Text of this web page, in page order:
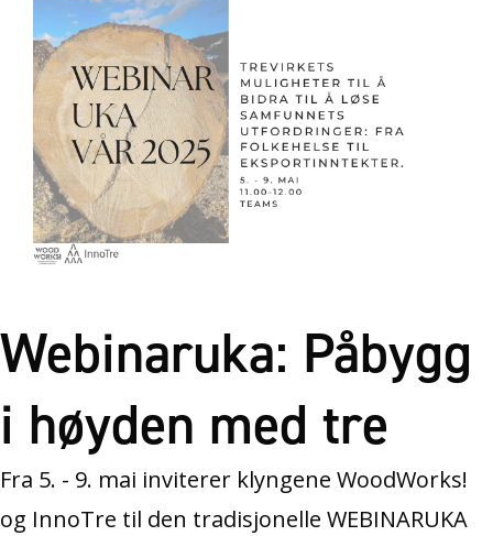
Webinaruka: Påbygg
i høyden med tre
Fra 5. - 9. mai inviterer klyngene WoodWorks!
og InnoTre til den tradisjonelle WEBINARUKA